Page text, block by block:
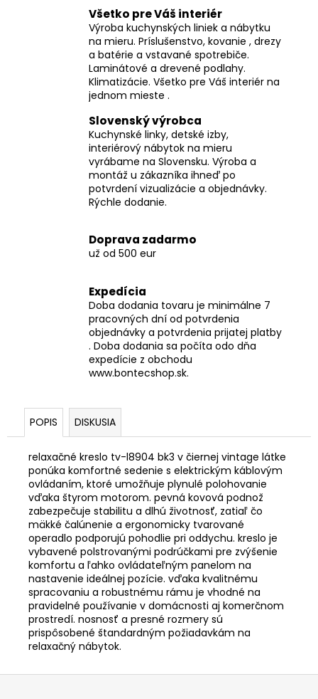
Všetko pre Váš interiér
Výroba kuchynských liniek a nábytku
na mieru. Príslušenstvo, kovanie , drezy
a batérie a vstavané spotrebiče.
Laminátové a drevené podlahy.
Klimatizácie. Všetko pre Váš interiér na
jednom mieste .
Slovenský výrobca
Kuchynské linky, detské izby,
interiérový nábytok na mieru
vyrábame na Slovensku. Výroba a
montáž u zákazníka ihneď po
potvrdení vizualizácie a objednávky.
Rýchle dodanie.
Doprava zadarmo
už od 500 eur
Expedícia
Doba dodania tovaru je minimálne 7
pracovných dní od potvrdenia
objednávky a potvrdenia prijatej platby
. Doba dodania sa počíta odo dňa
expedície z obchodu
www.bontecshop.sk.
POPIS DISKUSIA
relaxačné kreslo tv-l8904 bk3 v čiernej vintage látke
ponúka komfortné sedenie s elektrickým káblovým
ovládaním, ktoré umožňuje plynulé polohovanie
vďaka štyrom motorom. pevná kovová podnož
zabezpečuje stabilitu a dlhú životnosť, zatiaľ čo
mäkké čalúnenie a ergonomicky tvarované
operadlo podporujú pohodlie pri oddychu. kreslo je
vybavené polstrovanými podrúčkami pre zvýšenie
komfortu a ľahko ovládateľným panelom na
nastavenie ideálnej pozície. vďaka kvalitnému
spracovaniu a robustnému rámu je vhodné na
pravidelné používanie v domácnosti aj komerčnom
prostredí. nosnosť a presné rozmery sú
prispôsobené štandardným požiadavkám na
relaxačný nábytok.
Z